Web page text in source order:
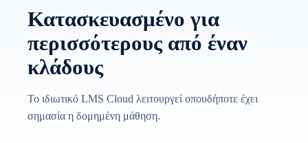
Κατασκευασμένο για
περισσότερους από έναν
κλάδους
Το ιδιωτικό LMS Cloud λειτουργεί οπουδήποτε έχει
σημασία η δομημένη μάθηση.